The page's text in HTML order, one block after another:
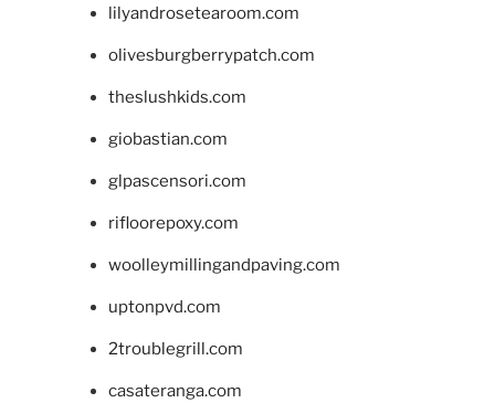
lilyandrosetearoom.com
olivesburgberrypatch.com
theslushkids.com
giobastian.com
glpascensori.com
rifloorepoxy.com
woolleymillingandpaving.com
uptonpvd.com
2troublegrill.com
casateranga.com